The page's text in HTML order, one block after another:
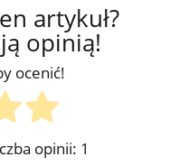
artykuł?
opinią!
ocenić!
opinii: 1